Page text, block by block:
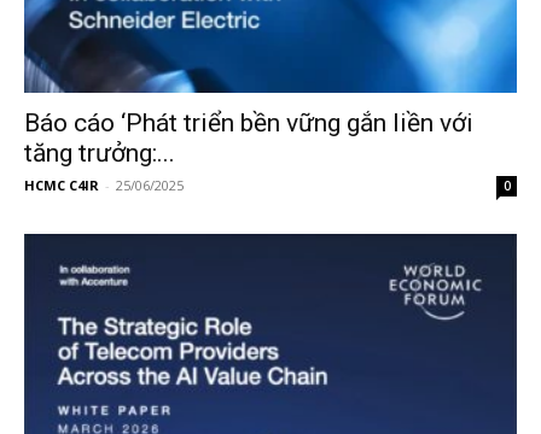
Báo cáo ‘Phát triển bền vững gắn liền với
tăng trưởng:...
HCMC C4IR - 25/06/2025 0